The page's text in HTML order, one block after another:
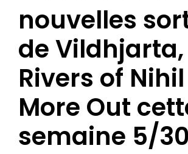
nouvelles
de Vildhjarta,
Rivers of
More Out
semaine 5/30